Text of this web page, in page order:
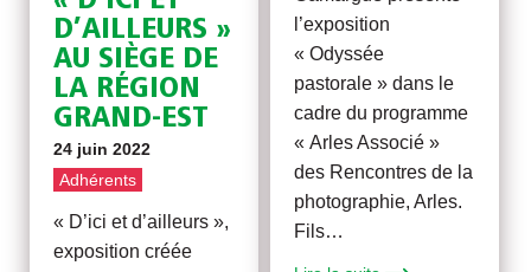
D’AILLEURS »
AU SIÈGE DE
LA RÉGION
GRAND-EST
24 juin 2022
Adhérents
« D’ici et d’ailleurs »,
exposition créée
l’exposition
« Odyssée
pastorale » dans le
cadre du programme
« Arles Associé »
des Rencontres de la
photographie, Arles.
Fils…